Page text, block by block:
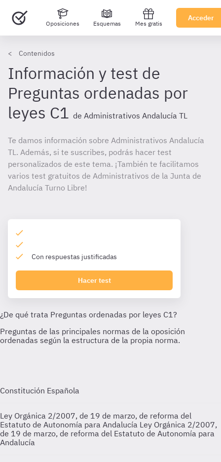
Oposiciones Esquemas Mes gratis
Acceder
Contenidos
Información y test de
Preguntas ordenadas por
leyes C1 de Administrativos Andalucía TL
Te damos información sobre Administrativos Andalucía
TL. Además, si te suscribes, podrás hacer test
personalizados de este tema. ¡También te facilitamos
varios test gratuitos de Administrativos de la Junta de
Andalucía Turno Libre!
Con respuestas justificadas
Hacer test
Constitución Española
Ley Orgánica 2/2007, de 19 de marzo, de reforma del
Estatuto de Autonomía para Andalucía Ley Orgánica 2/2007,
de 19 de marzo, de reforma del Estatuto de Autonomía para
Andalucía